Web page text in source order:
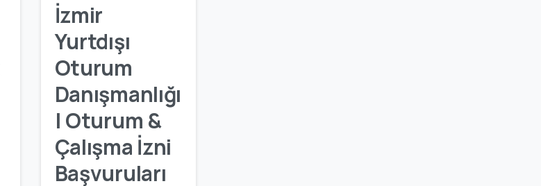
İzmir
Yurtdışı
Oturum
Danışmanlığı
| Oturum &
Çalışma İzni
Başvuruları